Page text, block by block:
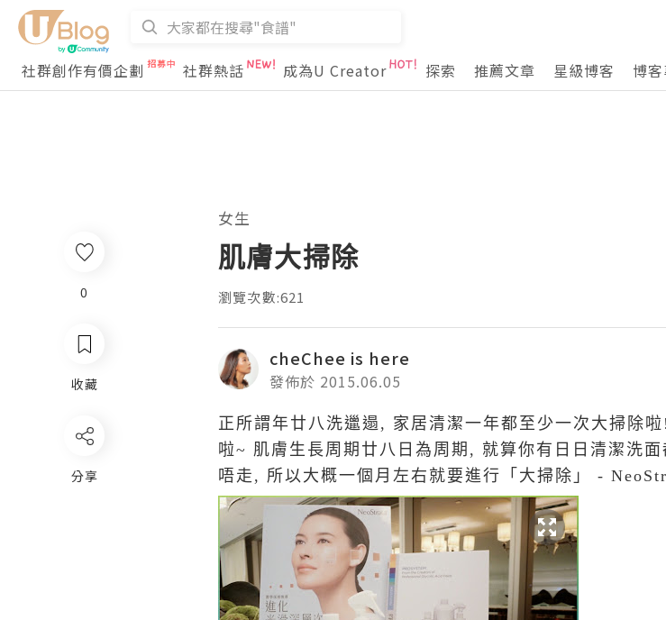
社群創作有價企劃
社群熱話 成為U Creator 探索 推薦文章 星級博客 博
0
收藏
分享
女生
肌膚大掃除
瀏覽次數:621
cheChee is here
發佈於 2015.06.05
正所謂年廿八洗邋遢, 家居清潔一年都至少一次大掃除
啦~ 肌膚生長周期廿八日為周期, 就算你有日日清潔洗
唔走, 所以大概一個月左右就要進行「大掃除」 -